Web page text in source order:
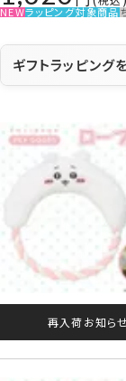
NEWラッピング対象商品
ギフトラッピング
再入荷お知ら